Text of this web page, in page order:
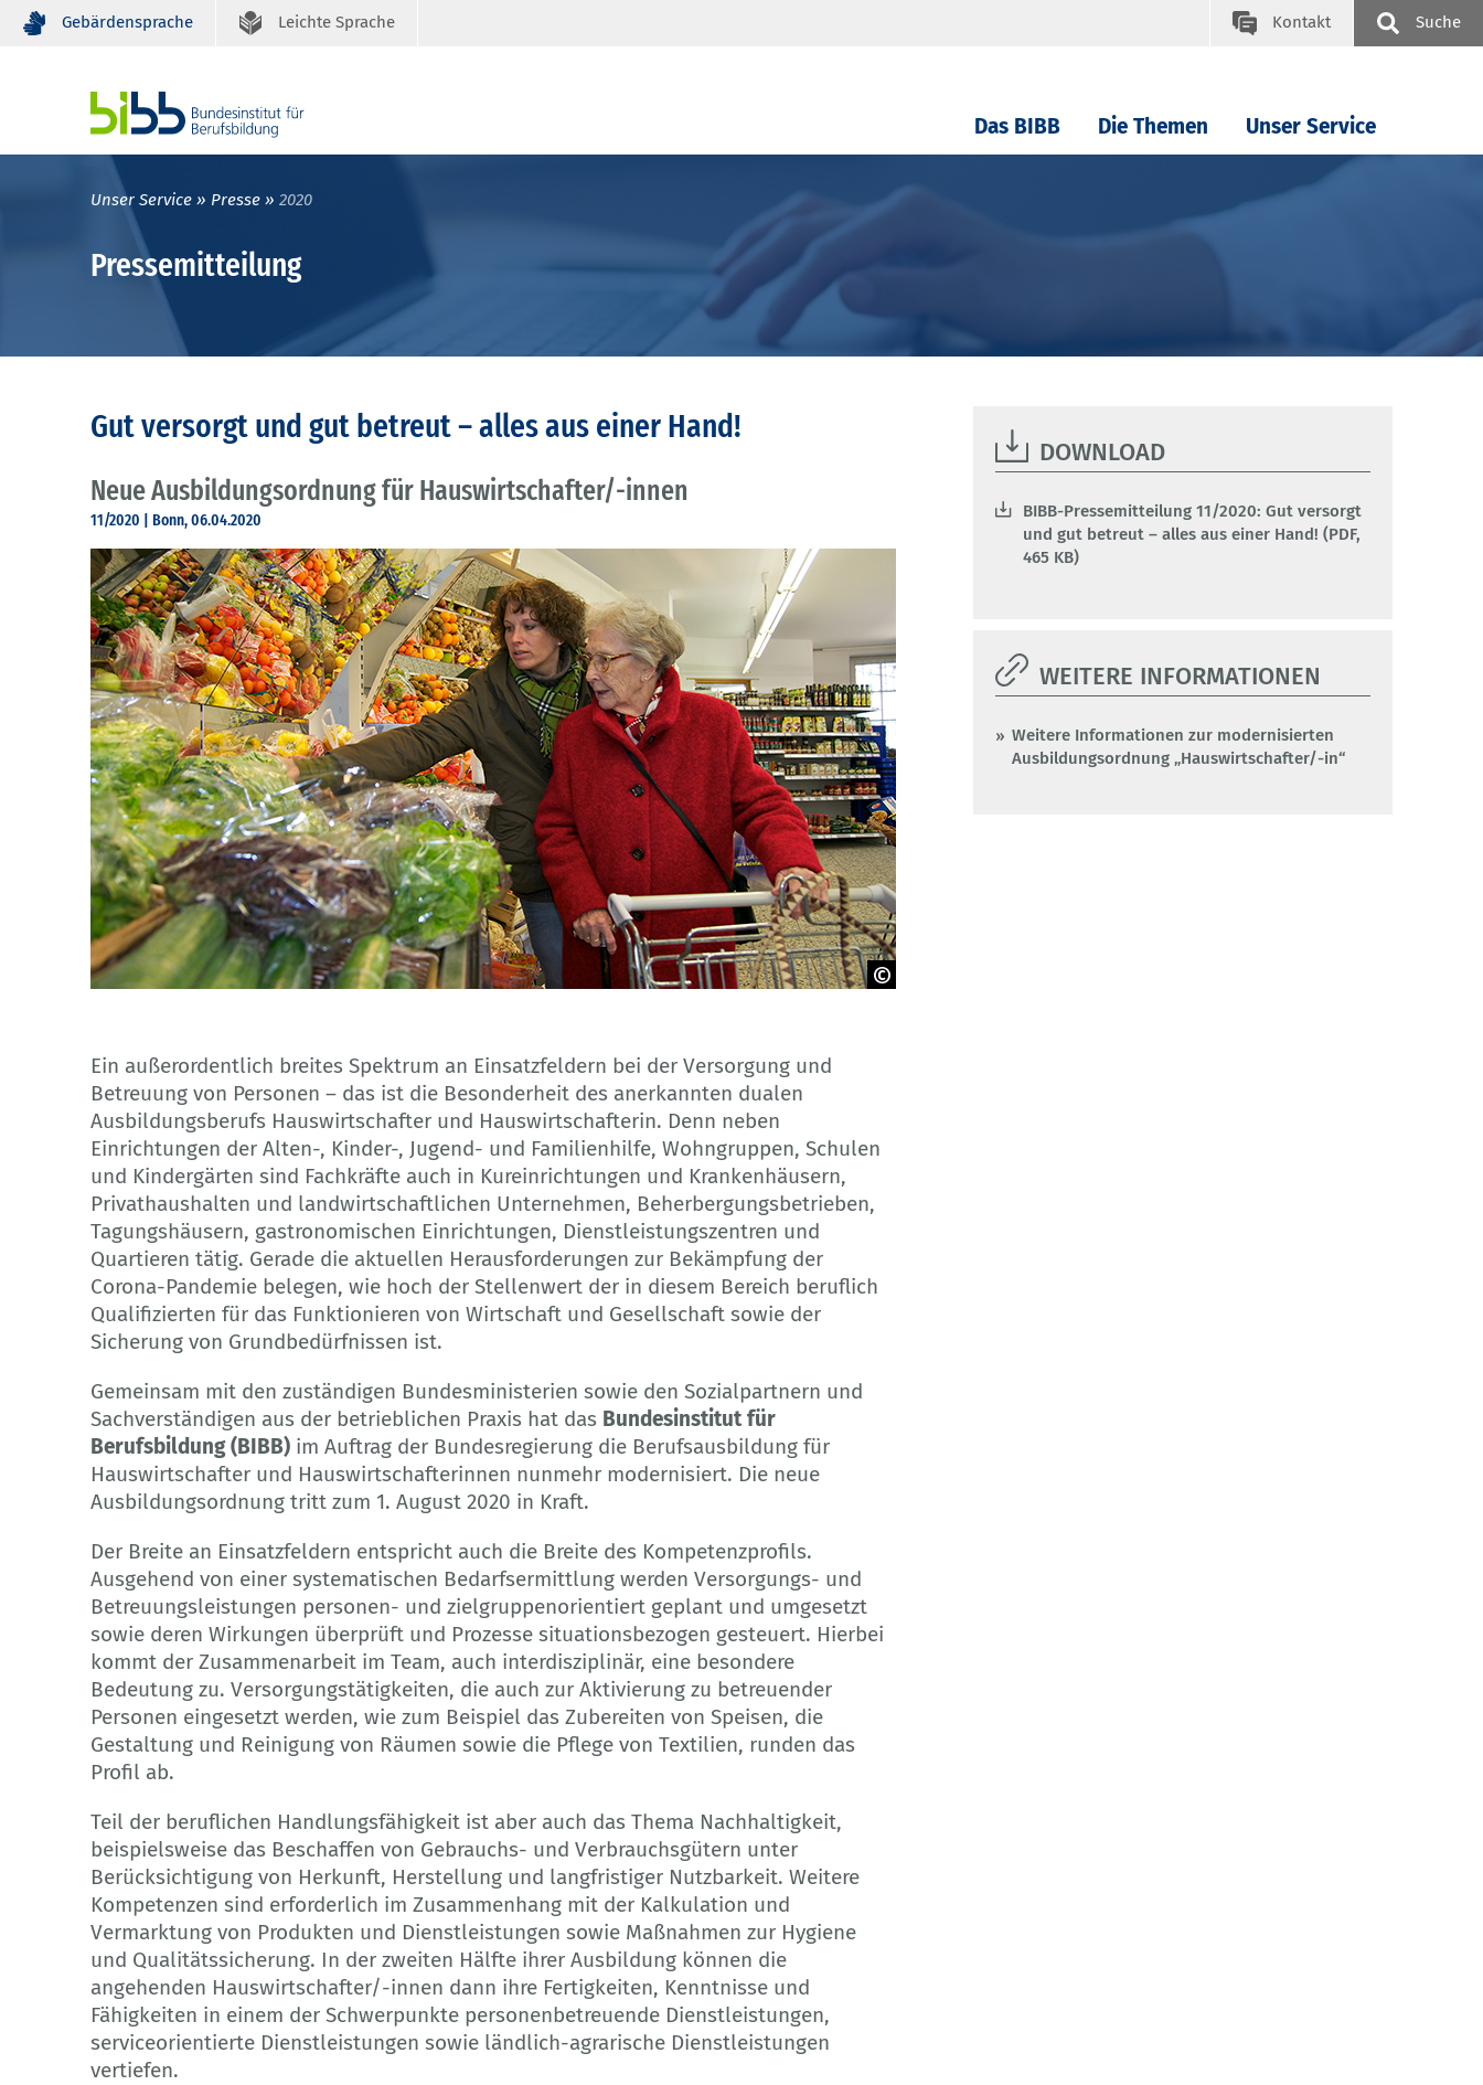
Gebärdensprache Leichte Sprache Kontakt Suche
Das BIBB Die Themen Unser Service
Unser Service Presse 2020
Pressemitteilung
Gut versorgt und gut betreut – alles aus einer Hand!
Neue Ausbildungsordnung für Hauswirtschafter/-innen
11/2020 | Bonn, 06.04.2020
Ein außerordentlich breites Spektrum an Einsatzfeldern bei der Versorgung und
Betreuung von Personen – das ist die Besonderheit des anerkannten dualen
Ausbildungsberufs Hauswirtschafter und Hauswirtschafterin. Denn neben
Einrichtungen der Alten-, Kinder-, Jugend- und Familienhilfe, Wohngruppen, Schulen
und Kindergärten sind Fachkräfte auch in Kureinrichtungen und Krankenhäusern,
Privathaushalten und landwirtschaftlichen Unternehmen, Beherbergungsbetrieben,
Tagungshäusern, gastronomischen Einrichtungen, Dienstleistungszentren und
Quartieren tätig. Gerade die aktuellen Herausforderungen zur Bekämpfung der
Corona-Pandemie belegen, wie hoch der Stellenwert der in diesem Bereich beruflich
Qualifizierten für das Funktionieren von Wirtschaft und Gesellschaft sowie der
Sicherung von Grundbedürfnissen ist.
Gemeinsam mit den zuständigen Bundesministerien sowie den Sozialpartnern und
Sachverständigen aus der betrieblichen Praxis hat das Bundesinstitut für
Berufsbildung (BIBB) im Auftrag der Bundesregierung die Berufsausbildung für
Hauswirtschafter und Hauswirtschafterinnen nunmehr modernisiert. Die neue
Ausbildungsordnung tritt zum 1. August 2020 in Kraft.
Der Breite an Einsatzfeldern entspricht auch die Breite des Kompetenzprofils.
Ausgehend von einer systematischen Bedarfsermittlung werden Versorgungs- und
Betreuungsleistungen personen- und zielgruppenorientiert geplant und umgesetzt
sowie deren Wirkungen überprüft und Prozesse situationsbezogen gesteuert. Hierbei
kommt der Zusammenarbeit im Team, auch interdisziplinär, eine besondere
Bedeutung zu. Versorgungstätigkeiten, die auch zur Aktivierung zu betreuender
Personen eingesetzt werden, wie zum Beispiel das Zubereiten von Speisen, die
Gestaltung und Reinigung von Räumen sowie die Pflege von Textilien, runden das
Profil ab.
Teil der beruflichen Handlungsfähigkeit ist aber auch das Thema Nachhaltigkeit,
beispielsweise das Beschaffen von Gebrauchs- und Verbrauchsgütern unter
Berücksichtigung von Herkunft, Herstellung und langfristiger Nutzbarkeit. Weitere
Kompetenzen sind erforderlich im Zusammenhang mit der Kalkulation und
Vermarktung von Produkten und Dienstleistungen sowie Maßnahmen zur Hygiene
und Qualitätssicherung. In der zweiten Hälfte ihrer Ausbildung können die
angehenden Hauswirtschafter/-innen dann ihre Fertigkeiten, Kenntnisse und
Fähigkeiten in einem der Schwerpunkte personenbetreuende Dienstleistungen,
serviceorientierte Dienstleistungen sowie ländlich-agrarische Dienstleistungen
vertiefen.
DOWNLOAD
BIBB-Pressemitteilung 11/2020: Gut versorgt
und gut betreut – alles aus einer Hand! (PDF,
465 KB)
WEITERE INFORMATIONEN
Weitere Informationen zur modernisierten
Ausbildungsordnung „Hauswirtschafter/-in“